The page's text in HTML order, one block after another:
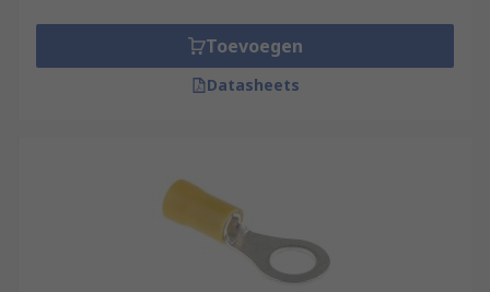
Toevoegen
Datasheets